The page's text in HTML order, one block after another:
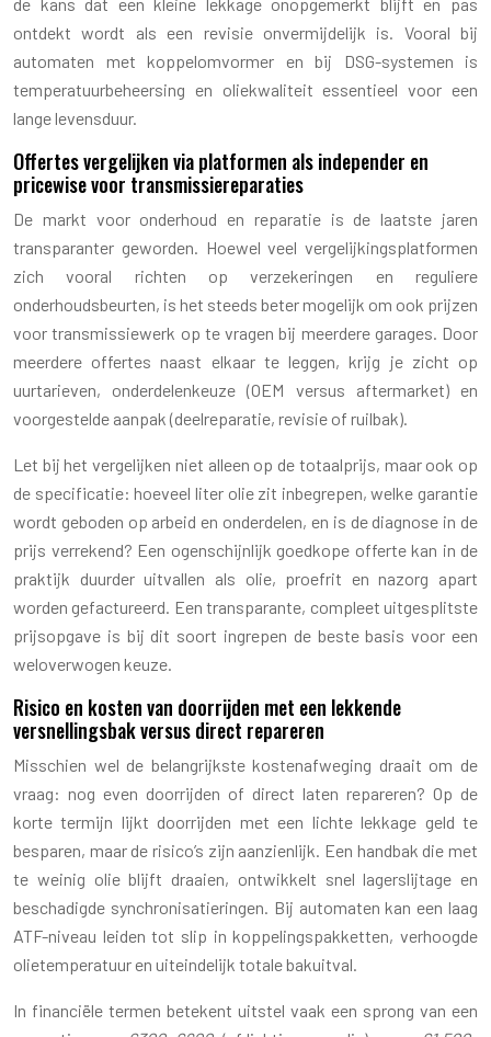
ontdekt wordt als een revisie onvermijdelijk is. Vooral bij
automaten met koppelomvormer en bij DSG-systemen is
temperatuurbeheersing en oliekwaliteit essentieel voor een
lange levensduur.
Offertes vergelijken via platformen als independer en
pricewise voor transmissiereparaties
De markt voor onderhoud en reparatie is de laatste jaren
transparanter geworden. Hoewel veel vergelijkingsplatformen
zich vooral richten op verzekeringen en reguliere
onderhoudsbeurten, is het steeds beter mogelijk om ook prijzen
voor transmissiewerk op te vragen bij meerdere garages. Door
meerdere offertes naast elkaar te leggen, krijg je zicht op
uurtarieven, onderdelenkeuze (OEM versus aftermarket) en
voorgestelde aanpak (deelreparatie, revisie of ruilbak).
Let bij het vergelijken niet alleen op de totaalprijs, maar ook op
de specificatie: hoeveel liter olie zit inbegrepen, welke garantie
wordt geboden op arbeid en onderdelen, en is de diagnose in de
prijs verrekend? Een ogenschijnlijk goedkope offerte kan in de
praktijk duurder uitvallen als olie, proefrit en nazorg apart
worden gefactureerd. Een transparante, compleet uitgesplitste
prijsopgave is bij dit soort ingrepen de beste basis voor een
weloverwogen keuze.
Risico en kosten van doorrijden met een lekkende
versnellingsbak versus direct repareren
Misschien wel de belangrijkste kostenafweging draait om de
vraag: nog even doorrijden of direct laten repareren? Op de
korte termijn lijkt doorrijden met een lichte lekkage geld te
besparen, maar de risico’s zijn aanzienlijk. Een handbak die met
te weinig olie blijft draaien, ontwikkelt snel lagerslijtage en
beschadigde synchronisatieringen. Bij automaten kan een laag
ATF-niveau leiden tot slip in koppelingspakketten, verhoogde
olietemperatuur en uiteindelijk totale bakuitval.
In financiële termen betekent uitstel vaak een sprong van een